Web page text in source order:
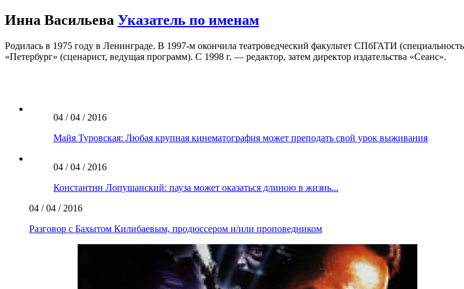
Инна Васильева Указатель по именам
Родилась в 1975 году в Ленинграде. В 1997-м окончила театроведческий факультет СПбГАТИ
«Петербург» (сценарист, ведущая программ). С 1998 г. — редактор, затем директор издательства «Сеанс».
04 / 04 / 2016
Майя Туровская: Любая крупная кинематография может преподать свой урок выживания
04 / 04 / 2016
Константин Лопушанский: пауза может оказаться длиною в жизнь...
04 / 04 / 2016
Разговор с Бахытом Килибаевым, продюссером и/или проповедником